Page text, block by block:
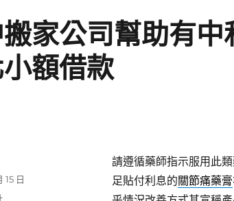
家公司幫助有
額借款
請遵循藥師指示服用此
足貼付利息的關節痛藥膏
15 日